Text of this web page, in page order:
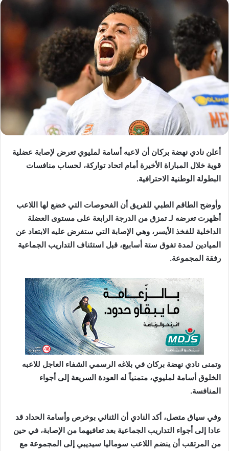
س
ر
ي
د
ل
ت
و
ن
ي
أعلن نادي نهضة بركان أن لاعبه أسامة لمليوي تعرض لإصابة عضلية
قوية خلال المباراة الأخيرة أمام اتحاد تواركة، لحساب منافسات
البطولة الوطنية الاحترافية.
وأوضح الطاقم الطبي للفريق أن الفحوصات التي خضع لها اللاعب
أظهرت تعرضه لـتمزق من الدرجة الرابعة على مستوى العضلة
الداخلية للفخذ الأيسر ، وهي الإصابة التي ستفرض عليه الابتعاد عن
الميادين لمدة تفوق ستة أسابيع، قبل استئناف التداريب الجماعية
رفقة المجموعة.
وتمنى نادي نهضة بركان في بلاغه الرسمي الشفاء العاجل للاعبه
الخلوق أسامة لمليوي، متمنياً له العودة السريعة إلى أجواء
المنافسة.
وفي سياق متصل، أكد النادي أن الثنائي بوخرص وأسامة الحداد قد
عادا إلى أجواء التداريب الجماعية بعد تعافيهما من الإصابة، في حين
من المرتقب أن ينضم اللاعب سوماليا سيديبي إلى المجموعة مع